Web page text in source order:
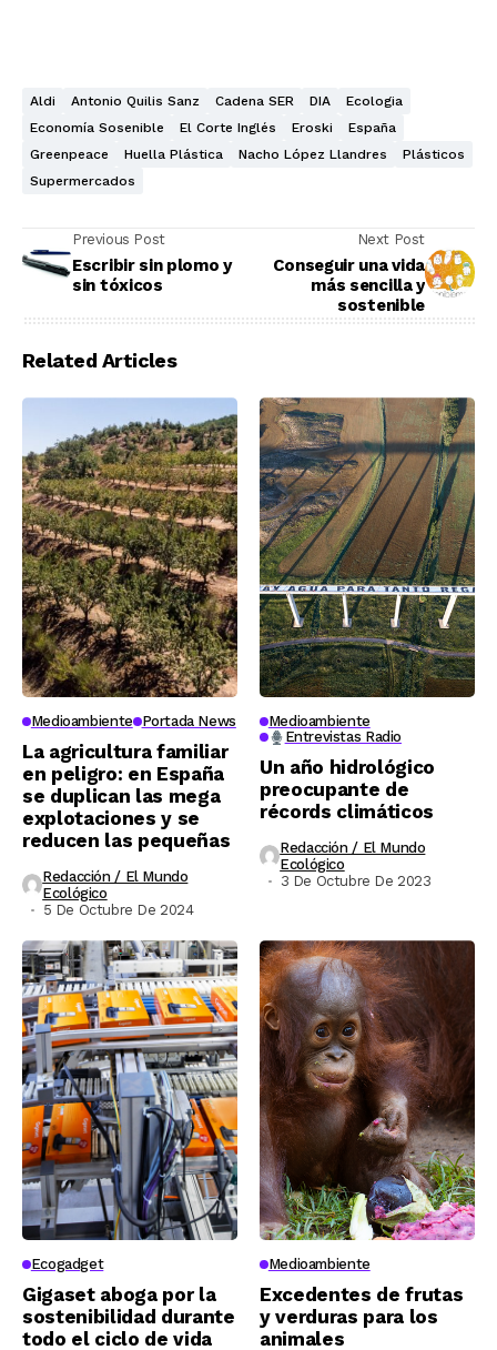
Aldi Antonio Quilis Sanz Cadena SER DIA
Ecologia
Economía Sosenible
El Corte Inglés Eroski
España
Greenpeace
Huella Plástica Nacho López Llandres
Plásticos
Supermercados
Previous Post
Escribir sin plomo y
sin tóxicos
Next Post
Conseguir una vida
más sencilla y
sostenible
Related Articles
Medioambiente Portada News
La agricultura familiar
en peligro: en España
se duplican las mega
explotaciones y se
reducen las pequeñas
Redacción / El Mundo
Ecológico
5 De Octubre De 2024
Medioambiente
Entrevistas Radio
Un año hidrológico
preocupante de
récords climáticos
Redacción / El Mundo
Ecológico
3 De Octubre De 2023
Ecogadget
Gigaset aboga por la
sostenibilidad durante
todo el ciclo de vida
Medioambiente
Excedentes de frutas
y verduras para los
animales